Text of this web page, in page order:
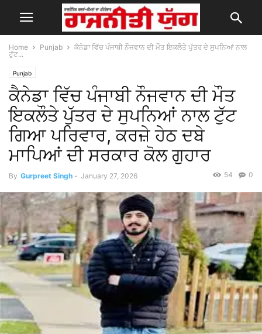
Home Punjab
ਕੈਨੇਡਾ ਵਿੱਚ ਪੰਜਾਬੀ ਨੌਜਵਾਨ ਦੀ ਮੌਤ ਇਕਲੌਤੇ ਪੁੱਤਰ ਦੇ ਸੁਪਨਿਆਂ ਨਾਲ
ਟੁੱਟ...
Punjab
ਕੈਨੇਡਾ ਵਿੱਚ ਪੰਜਾਬੀ ਨੌਜਵਾਨ ਦੀ ਮੌਤ
ਇਕਲੌਤੇ ਪੁੱਤਰ ਦੇ ਸੁਪਨਿਆਂ ਨਾਲ ਟੁੱਟ
ਗਿਆ ਪਰਿਵਾਰ, ਕਰਜ਼ੇ ਹੇਠ ਦਬੇ
ਮਾਪਿਆਂ ਦੀ ਸਰਕਾਰ ਕੋਲ ਗੁਹਾਰ
By Gurpreet Singh - January 27, 2026 0
54